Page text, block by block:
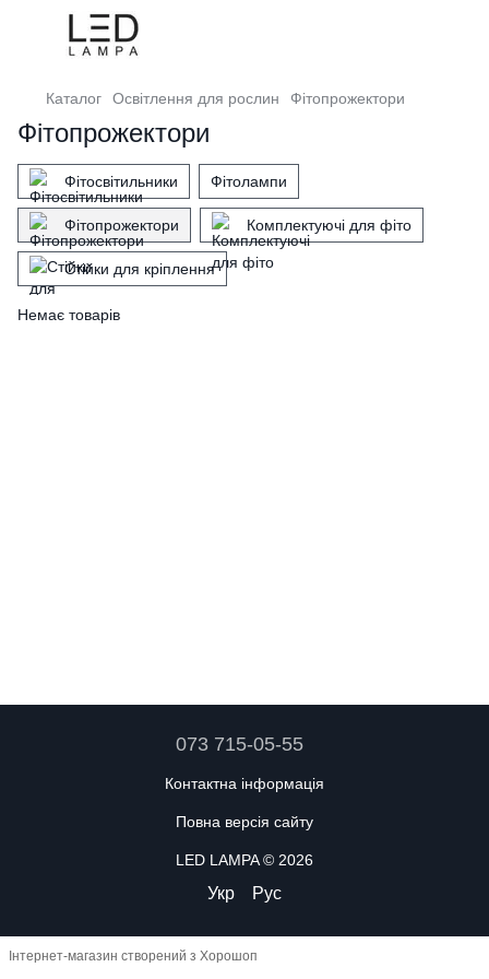
Каталог Освітлення для рослин Фітопрожектори
Фітопрожектори
Фітосвітильники Фітолампи
Фітопрожектори Комплектуючі для фіто
Стійки для кріплення
Немає товарів
073 715-05-55
Контактна інформація
Повна версія сайту
LED LAMPA © 2026
Укр Рус
Інтернет-магазин створений з Хорошоп